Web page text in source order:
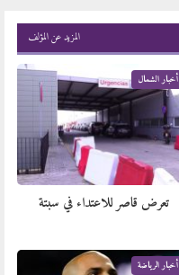
المزيد عن المؤلف
أخبار الشمال
تعرض قاصر للاعتداء في سبتة
أخبار الرياضة